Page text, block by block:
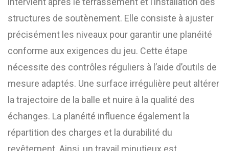
structures de soutènement. Elle consiste à ajuster
précisément les niveaux pour garantir une planéité
conforme aux exigences du jeu. Cette étape
nécessite des contrôles réguliers à l’aide d’outils de
mesure adaptés. Une surface irrégulière peut altérer
la trajectoire de la balle et nuire à la qualité des
échanges. La planéité influence également la
répartition des charges et la durabilité du
revêtement. Ainsi, un travail minutieux est